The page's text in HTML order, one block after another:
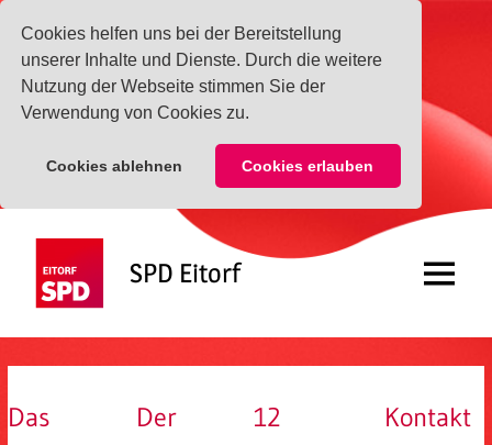
Cookies helfen uns bei der Bereitstellung
unserer Inhalte und Dienste. Durch die weitere
Nutzung der Webseite stimmen Sie der
Verwendung von Cookies zu.
Cookies ablehnen Cookies erlauben
springen
SPD Eitorf Menü
Das
Der
12
Kontakt